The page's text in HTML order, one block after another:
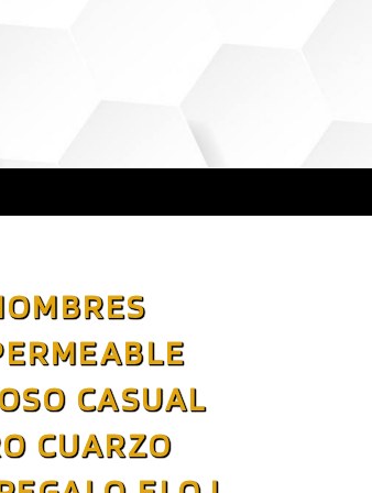
CASUAL
CUARZO